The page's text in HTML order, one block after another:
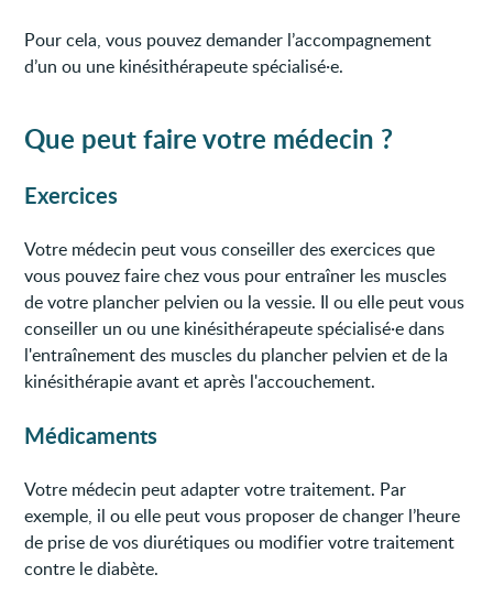
Pour cela, vous pouvez demander l’accompagnement
d’un ou une kinésithérapeute spécialisé·e.
Que peut faire votre médecin ?
Exercices
Votre médecin peut vous conseiller des exercices que
vous pouvez faire chez vous pour entraîner les muscles
de votre plancher pelvien ou la vessie. Il ou elle peut vous
conseiller un ou une kinésithérapeute spécialisé·e dans
l'entraînement des muscles du plancher pelvien et de la
kinésithérapie avant et après l'accouchement.
Médicaments
Votre médecin peut adapter votre traitement. Par
exemple, il ou elle peut vous proposer de changer l’heure
de prise de vos diurétiques ou modifier votre traitement
contre le diabète.